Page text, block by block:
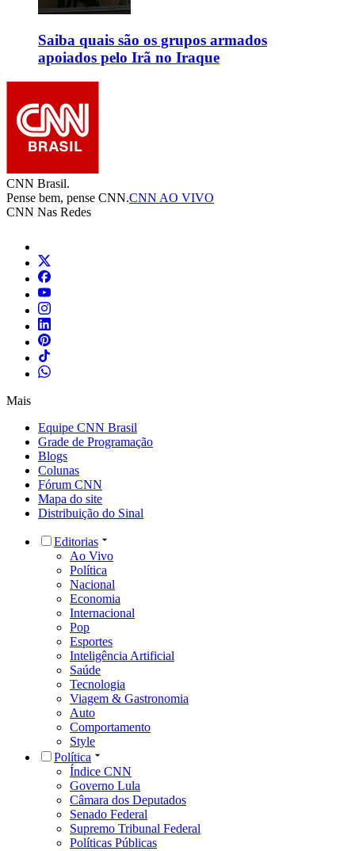
Saiba quais são os grupos armados
apoiados pelo Irã no Iraque
CNN Brasil.
Pense bem, pense CNN.CNN AO VIVO
CNN Nas Redes
Mais
Equipe CNN Brasil
Grade de Programação
Blogs
Colunas
Fórum CNN
Mapa do site
Distribuição do Sinal
Editorias
Ao Vivo
Política
Nacional
Economia
Internacional
Pop
Esportes
Inteligência Artificial
Saúde
Tecnologia
Viagem & Gastronomia
Auto
Comportamento
Style
Política
Índice CNN
Governo Lula
Câmara dos Deputados
Senado Federal
Supremo Tribunal Federal
Políticas Públicas